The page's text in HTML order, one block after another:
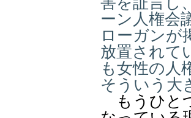
ーン人権会
ローガンが
放置されて
も女性の人
そういう大
もうひと